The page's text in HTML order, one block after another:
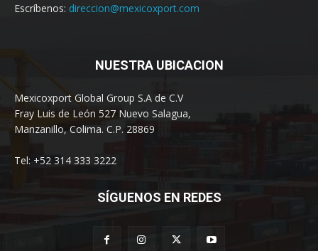
Escríbenos: direccion@mexicoxport.com
NUESTRA UBICACION
Mexicoxport Global Group S.A de C.V
Fray Luis de León 527 Nuevo Salagua,
Manzanillo, Colima. C.P. 28869
Tel: +52 314 333 3222
SÍGUENOS EN REDES